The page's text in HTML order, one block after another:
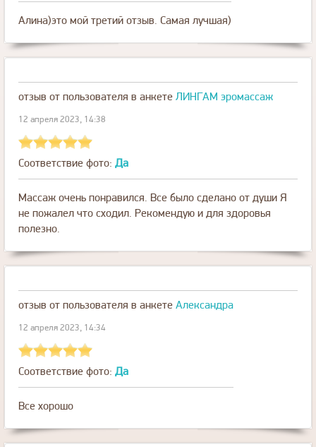
Алина)это мой третий отзыв. Самая лучшая)
отзыв от пользователя в анкете ЛИНГАМ эромассаж
12 апреля 2023, 14:38
Соответствие фото: Да
Массаж очень понравился. Все было сделано от души Я
не пожалел что сходил. Рекомендую и для здоровья
полезно.
отзыв от пользователя в анкете Александра
12 апреля 2023, 14:34
Соответствие фото: Да
Все хорошо